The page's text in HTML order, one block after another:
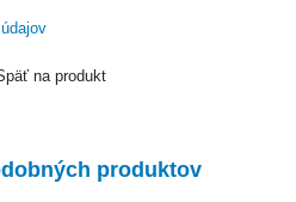
na produkt
produktov